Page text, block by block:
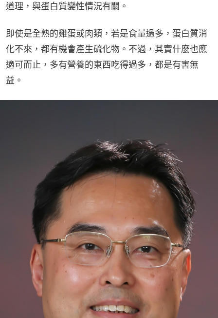
道理，與蛋白質變性情況有關。
即使是全熟的雞蛋或肉類，若是食量過多，蛋白質消
化不來，都有機會產生硫化物。不過，其實什麼也應
適可而止，多有營養的東西吃得過多，都是有害無
益。